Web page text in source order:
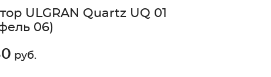
ULGRAN Quartz UQ 01
06)
руб.